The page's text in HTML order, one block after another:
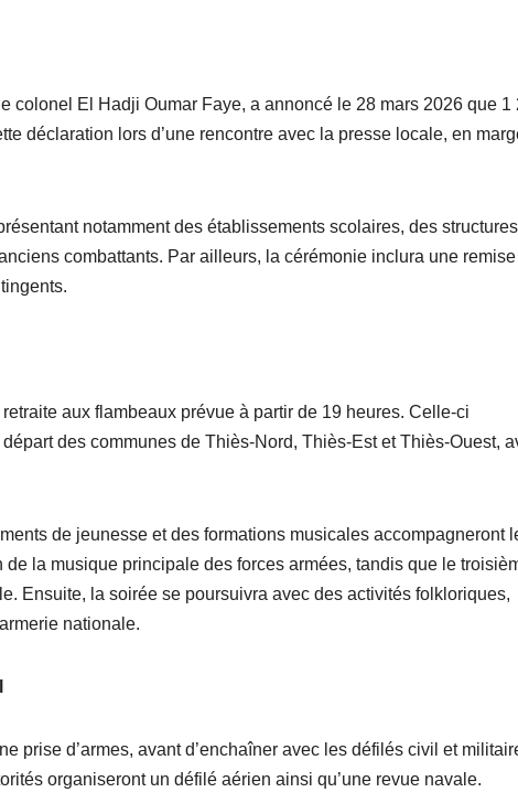
colonel El Hadji Oumar Faye, a annoncé le 28 mars 2026 que 1
déclaration lors d’une rencontre avec la presse locale, en
notamment des établissements scolaires, des structures
combattants. Par ailleurs, la cérémonie inclura une
aux flambeaux prévue à partir de 19 heures. Celle-ci
des communes de Thiès-Nord, Thiès-Est et Thiès-Ouest,
de jeunesse et des formations musicales accompagneront
la musique principale des forces armées, tandis que le
Ensuite, la soirée se poursuivra avec des activités folkloriques,
nationale.
prise d’armes, avant d’enchaîner avec les défilés civil et
organiseront un défilé aérien ainsi qu’une revue navale.